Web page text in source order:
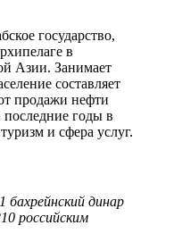
государство,
в
Азии. Занимает
составляет
продажи нефти
годы в
и сфера услуг.
бахрейнский динар
российским